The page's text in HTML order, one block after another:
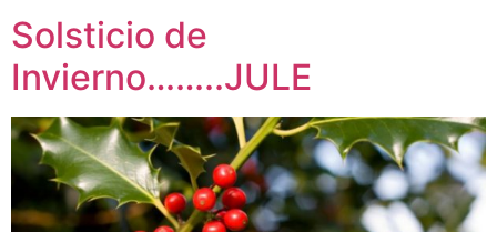
Solsticio de
Invierno……..JULE